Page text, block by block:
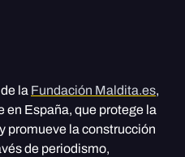
la Fundación Maldita.es,
en España, que protege la
promueve la construcción
de periodismo,